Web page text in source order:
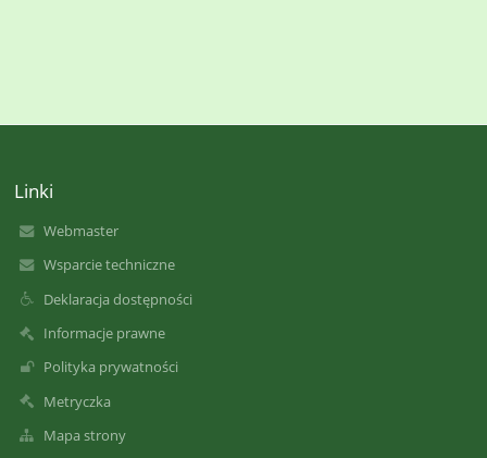
Linki
Webmaster
Wsparcie techniczne
Deklaracja dostępności
Informacje prawne
Polityka prywatności
Metryczka
Mapa strony